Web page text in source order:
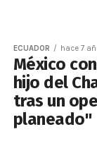
ECUADOR hace 7
México
hijo del
tras un
planeado"